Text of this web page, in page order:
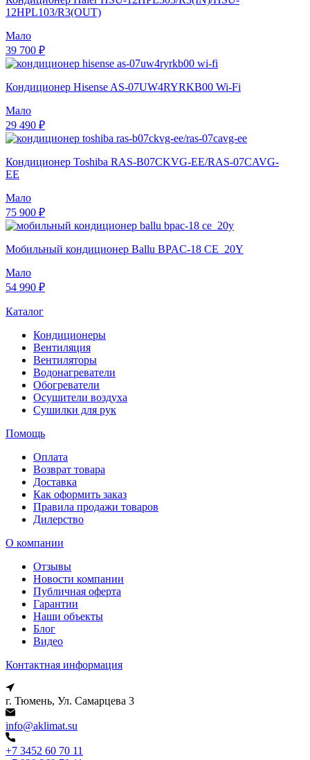
12HPL103/R3(OUT)
Мало
39 700 ₽
Кондиционер Hisense AS-07UW4RYRKB00 Wi-Fi
Мало
29 490 ₽
Кондиционер Toshiba RAS-B07CKVG-EE/RAS-07CAVG-
EE
Мало
75 900 ₽
Мобильный кондиционер Ballu BPAC-18 CE_20Y
Мало
54 990 ₽
Каталог
Кондиционеры
Вентиляция
Вентиляторы
Водонагреватели
Обогреватели
Осушители воздуха
Сушилки для рук
Помощь
Оплата
Возврат товара
Доставка
Как оформить заказ
Правила продажи товаров
Дилерство
О компании
Отзывы
Новости компании
Публичная оферта
Гарантии
Наши объекты
Блог
Видео
Контактная информация
г. Тюмень, Ул. Самарцева 3
info@aklimat.su
+7 3452 60 70 11